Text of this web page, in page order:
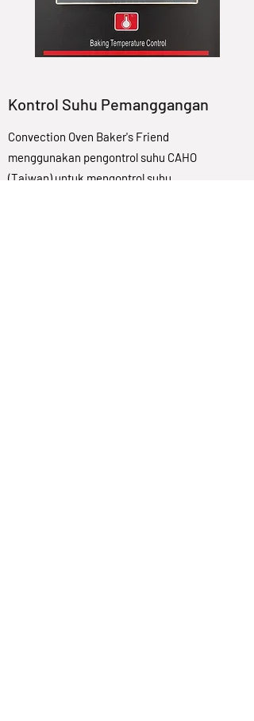
Kontrol Suhu Pemanggangan
Convection Oven Baker's Friend
menggunakan pengontrol suhu CAHO
(Taiwan) untuk mengontrol suhu